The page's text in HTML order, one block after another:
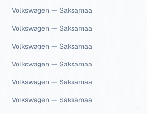
Volkswagen — Saksamaa
Volkswagen — Saksamaa
Volkswagen — Saksamaa
Volkswagen — Saksamaa
Volkswagen — Saksamaa
Volkswagen — Saksamaa